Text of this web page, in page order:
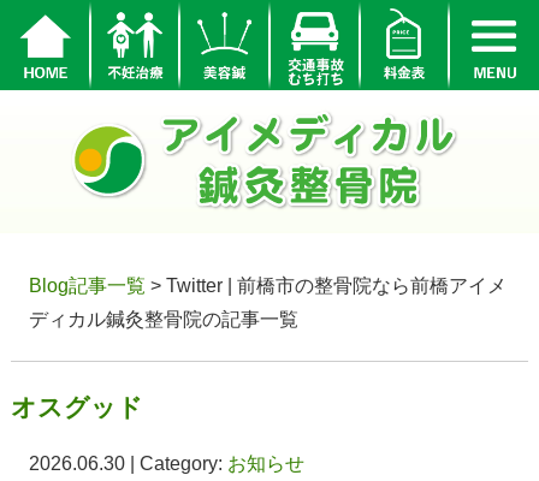
Blog記事一覧 > Twitter | 前橋市の整骨院なら前橋アイメ
ディカル鍼灸整骨院の記事一覧
オスグッド
2026.06.30 | Category: お知らせ